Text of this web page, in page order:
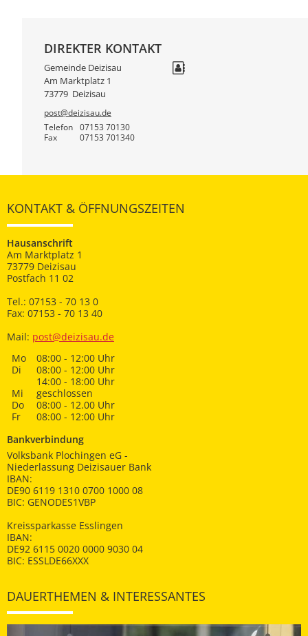
DIREKTER KONTAKT
Gemeinde Deizisau
Am Marktplatz 1
73779 Deizisau
post@deizisau.de
Telefon
07153 70130
Fax 07153 701340
KONTAKT & ÖFFNUNGSZEITEN
Hausanschrift
Am Marktplatz 1
73779 Deizisau
Postfach 11 02
Tel.: 07153 - 70 13 0
Fax: 07153 - 70 13 40
Mail: post@deizisau.de
Mo
08:00 - 12:00 Uhr
Di
08:00 - 12:00 Uhr
14:00 - 18:00 Uhr
Mi
geschlossen
Do
08:00 - 12.00 Uhr
Fr
08:00 - 12:00 Uhr
Bankverbindung
Volksbank Plochingen eG -
Niederlassung Deizisauer Bank
IBAN:
DE90 6119 1310 0700 1000 08
BIC: GENODES1VBP
Kreissparkasse Esslingen
IBAN:
DE92 6115 0020 0000 9030 04
BIC: ESSLDE66XXX
DAUERTHEMEN & INTERESSANTES